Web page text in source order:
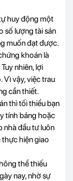
huy động một
số lượng tài sản
muốn đạt được.
khoán là
nhiên, lợi
Vì vậy, việc trau
cần thiết.
thì tối thiểu bạn
tính bảng hoặc
nhà đầu tư luôn
hiện giao
thể thiếu
nay, nhờ sự